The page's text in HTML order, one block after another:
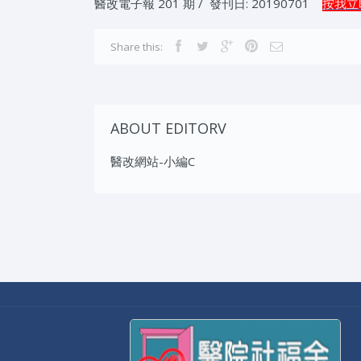
醫改電子報 201 期 / 發刊日: 20190701 按我
Share this:
ABOUT EDITORV
醫改網站-小編C